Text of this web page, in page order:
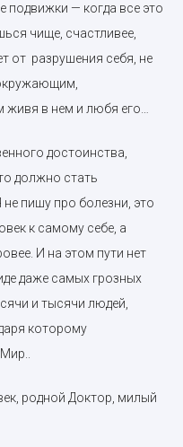
подвижки — когда все это
чище, счастливее,
от разрушения себя, не
в нем и любя его…
достоинства,
должно стать
пишу про болезни, это
к самому себе, а
И на этом пути нет
даже самых грозных
и тысячи людей,
которому
родной Доктор, милый